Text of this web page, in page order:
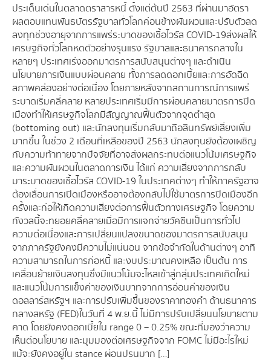
ประเด็นเด่นในตลาดตราสารหนี้ ตั้งแต่ต้นปี 2563 ที่ผ่านมาอัตรา
ผลตอบแทนพันธบัตรรัฐบาลทั่วโลกค่อนข้างผันผวนและปรับตัวลด
ลงทุกช่วงอายุจากการแพร่ระบาดของเชื้อไวรัส COVID-19 ส่งผลให้
เศรษฐกิจทั่วโลกหดตัวอย่างรุนแรง รัฐบาลและธนาคารกลางใน
หลายๆ ประเทศเร่งออกมาตรการสนับสนุนต่างๆ และดำเนิน
นโยบายการเงินแบบผ่อนคลาย ทั้งการลดดอกเบี้ยและการอัดฉีด
สภาพคล่องอย่างต่อเนื่อง โดยภายหลังจากสถานการณ์การแพร่
ระบาดเริ่มคลี่คลาย หลายประเทศเริ่มมีการผ่อนคลายมาตรการปิด
เมืองทำให้เศรษฐกิจโลกมีสัญญาณฟื้นตัวจากจุดต่ำสุด
(bottoming out) และนักลงทุนเริ่มกลับมาถือสินทรัพย์เสี่ยงเพิ่ม
มากขึ้น ในช่วง 2 เดือนที่เหลือของปี 2563 นักลงทุนยังต้องเผชิญ
กับความท้าทายจากปัจจัยที่อาจส่งผลกระทบต่อแนวโน้มเศรษฐกิจ
และความผันผวนในตลาดการเงิน ได้แก่ ความเสี่ยงจากการกลับ
มาระบาดของเชื้อไวรัส COVID-19 ในประเทศต่างๆ ทำให้ภาครัฐอาจ
ต้องเลื่อนการเปิดเมืองหรืออาจต้องกลับไปใช้มาตรการปิดเมืองอีก
ครั้ง และก่อให้เกิดความเสี่ยงต่อการฟื้นตัวทางเศรษฐกิจ โดยความ
กังวลนี้จะทยอยคลี่คลายเมื่อมีการแจกจ่ายวัคซีนเป็นการทั่วไป
ความต่อเนื่องและการเปลี่ยนแปลงขนาดของมาตรการสนับสนุน
จากภาครัฐยังคงมีความไม่แน่นอน จากข้อจำกัดในด้านต่างๆ อาทิ
ความสามารถในการก่อหนี้ และงบประมาณคงเหลือ เป็นต้น การ
เคลื่อนย้ายเงินลงทุนซึ่งมีแนวโน้มจะไหลเข้าสู่กลุ่มประเทศเกิดใหม่
และแนวโน้มการแข็งค่าของเงินบาทจากการอ่อนค่าของเงิน
ดอลลาร์สหรัฐฯ และการปรับเพิ่มขึ้นของราคาทองคำ ด้านธนาคาร
กลางสหรัฐ (FED) ในวันที่ 4 พ.ย.นี้ ไม่มีการปรับเปลี่ยนนโยบายตาม
คาด โดยยังคงดอกเบี้ยใน range 0 – 0.25% ขณะที่มองว่าความ
เห็นต่อนโยบาย และมุมมองต่อเศรษฐกิจจาก FOMC ไม่มีอะไรใหม่
แม้จะยังคงอยู่ใน stance ผ่อนปรนมาก […]